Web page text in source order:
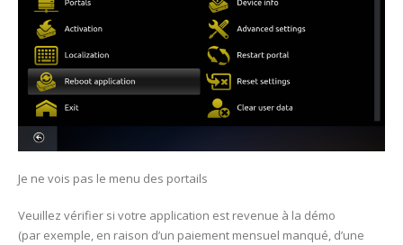
Je ne vois pas le menu des portails
Veuillez vérifier si votre application est revenue à la démo
(par exemple, en raison d’un paiement mensuel manqué, d’une